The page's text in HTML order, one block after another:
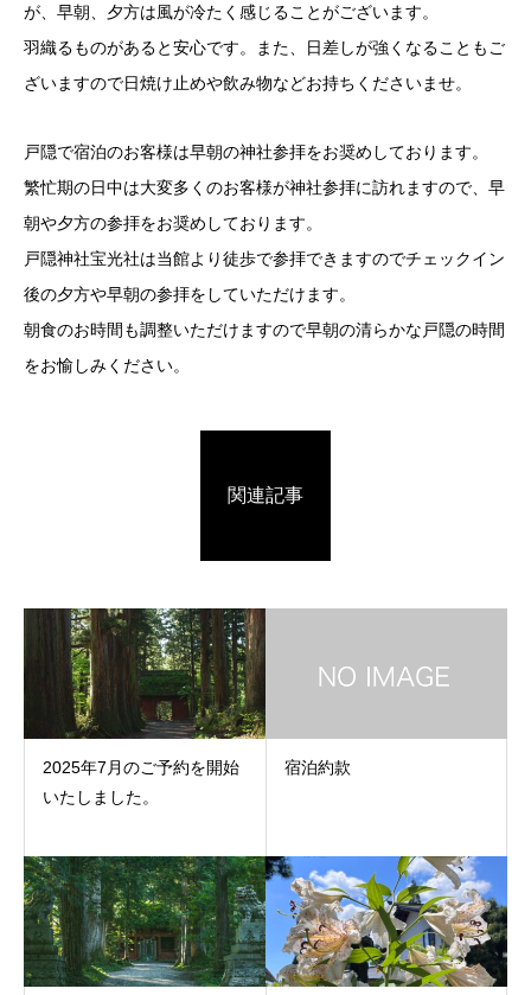
が、早朝、夕方は風が冷たく感じることがございます。
羽織るものがあると安心です。また、日差しが強くなることもご
ざいますので日焼け止めや飲み物などお持ちくださいませ。
戸隠で宿泊のお客様は早朝の神社参拝をお奨めしております。
繁忙期の日中は大変多くのお客様が神社参拝に訪れますので、早
朝や夕方の参拝をお奨めしております。
戸隠神社宝光社は当館より徒歩で参拝できますのでチェックイン
後の夕方や早朝の参拝をしていただけます。
朝食のお時間も調整いただけますので早朝の清らかな戸隠の時間
をお愉しみください。
関連記事
2025年7月のご予約を開始
いたしました。
宿泊約款